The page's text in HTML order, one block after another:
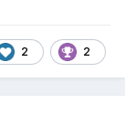
2 2